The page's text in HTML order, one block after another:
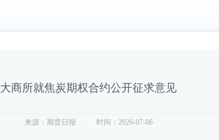
大商所就焦炭期权合约公开征求意见
来源：期货日报 时间：2026-07-06